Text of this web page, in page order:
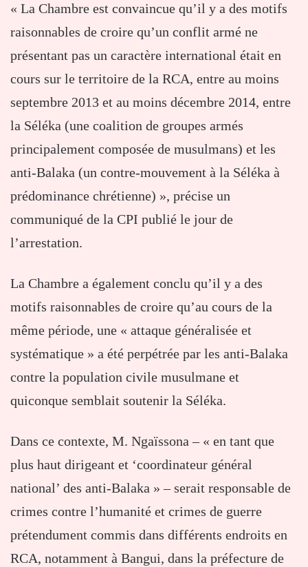
« La Chambre est convaincue qu’il y a des motifs
raisonnables de croire qu’un conflit armé ne
présentant pas un caractère international était en
cours sur le territoire de la RCA, entre au moins
septembre 2013 et au moins décembre 2014, entre
la Séléka (une coalition de groupes armés
principalement composée de musulmans) et les
anti-Balaka (un contre-mouvement à la Séléka à
prédominance chrétienne) », précise un
communiqué de la CPI publié le jour de
l’arrestation.
La Chambre a également conclu qu’il y a des
motifs raisonnables de croire qu’au cours de la
même période, une « attaque généralisée et
systématique » a été perpétrée par les anti-Balaka
contre la population civile musulmane et
quiconque semblait soutenir la Séléka.
Dans ce contexte, M. Ngaïssona – « en tant que
plus haut dirigeant et ‘coordinateur général
national’ des anti-Balaka » – serait responsable de
crimes contre l’humanité et crimes de guerre
prétendument commis dans différents endroits en
RCA, notamment à Bangui, dans la préfecture de